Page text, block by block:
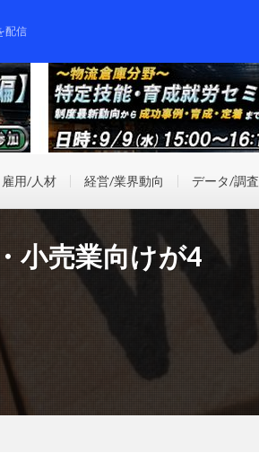
配信
雇用/人材 経営/業界動向 データ/調査
小売業向けが4